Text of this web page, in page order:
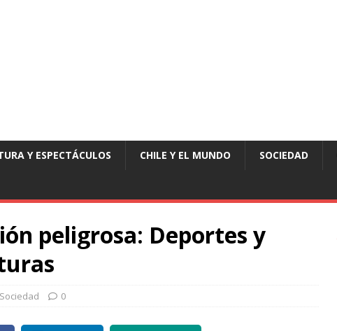
Y ESPECTÁCULOS CHILE Y EL MUNDO SOCIEDAD
peligrosa: Deportes y
Sociedad 0